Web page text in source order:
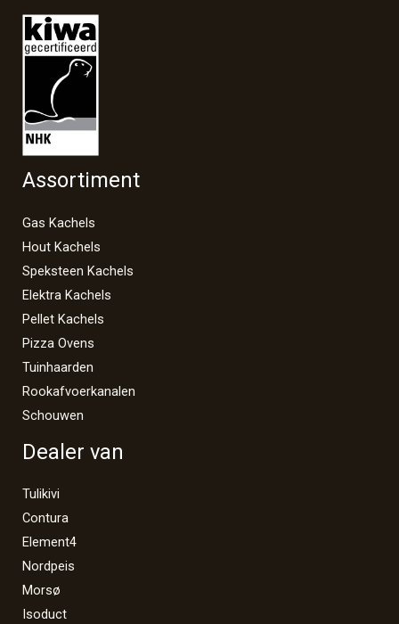
Assortiment
Gas Kachels
Hout Kachels
Speksteen Kachels
Elektra Kachels
Pellet Kachels
Pizza Ovens
Tuinhaarden
Rookafvoerkanalen
Schouwen
Dealer van
Tulikivi
Contura
Element4
Nordpeis
Morsø
Isoduct